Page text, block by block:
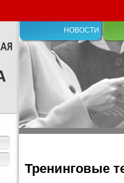
НОВОСТИ
Тренинговые